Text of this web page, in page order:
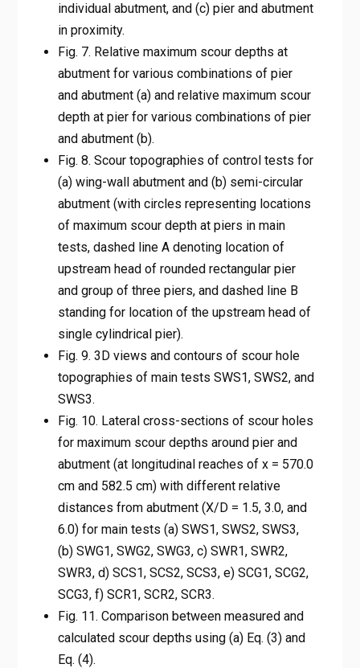
individual abutment, and (c) pier and abutment
in proximity.
Fig. 7. Relative maximum scour depths at
abutment for various combinations of pier
and abutment (a) and relative maximum scour
depth at pier for various combinations of pier
and abutment (b).
Fig. 8. Scour topographies of control tests for
(a) wing-wall abutment and (b) semi-circular
abutment (with circles representing locations
of maximum scour depth at piers in main
tests, dashed line A denoting location of
upstream head of rounded rectangular pier
and group of three piers, and dashed line B
standing for location of the upstream head of
single cylindrical pier).
Fig. 9. 3D views and contours of scour hole
topographies of main tests SWS1, SWS2, and
SWS3.
Fig. 10. Lateral cross-sections of scour holes
for maximum scour depths around pier and
abutment (at longitudinal reaches of x = 570.0
cm and 582.5 cm) with different relative
distances from abutment (X/D = 1.5, 3.0, and
6.0) for main tests (a) SWS1, SWS2, SWS3,
(b) SWG1, SWG2, SWG3, c) SWR1, SWR2,
SWR3, d) SCS1, SCS2, SCS3, e) SCG1, SCG2,
SCG3, f) SCR1, SCR2, SCR3.
Fig. 11. Comparison between measured and
calculated scour depths using (a) Eq. (3) and
Eq. (4).